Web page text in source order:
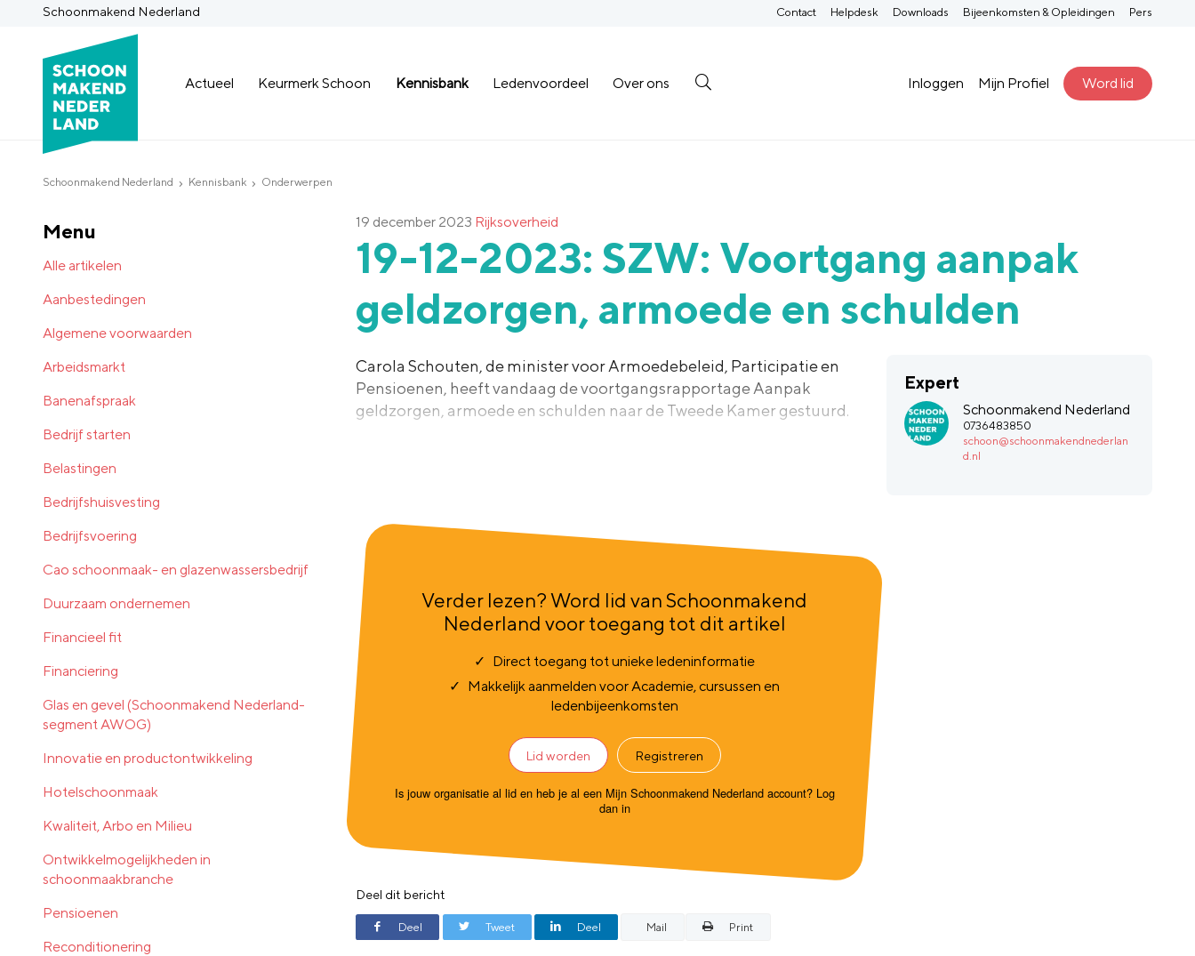
Schoonmakend Nederland
Actueel Keurmerk Schoon Kennisbank Ledenvoordeel Over ons Inloggen Mijn Profiel Word lid
Contact Helpdesk Downloads Bijeenkomsten & Opleidingen Pers
Schoonmakend Nederland Kennisbank Onderwerpen
19 december 2023 Rijksoverheid
19-12-2023: SZW: Voortgang aanpak
geldzorgen, armoede en schulden
Carola Schouten, de minister voor Armoedebeleid, Participatie en
Pensioenen, heeft vandaag de voortgangsrapportage Aanpak
geldzorgen, armoede en schulden naar de Tweede Kamer gestuurd.
Expert
Schoonmakend Nederland
0736483850
schoon@schoonmakendnederlan
d.nl
Verder lezen? Word lid van Schoonmakend
Nederland voor toegang tot dit artikel
Direct toegang tot unieke ledeninformatie
Makkelijk aanmelden voor Academie, cursussen en
ledenbijeenkomsten
Lid worden Registreren
Is jouw organisatie al lid en heb je al een Mijn Schoonmakend Nederland account? Log
dan in
Deel dit bericht
Deel Tweet Deel Mail Print
Menu
Alle artikelen
Aanbestedingen
Algemene voorwaarden
Arbeidsmarkt
Banenafspraak
Bedrijf starten
Belastingen
Bedrijfshuisvesting
Bedrijfsvoering
Cao schoonmaak- en glazenwassersbedrijf
Duurzaam ondernemen
Financieel fit
Financiering
Glas en gevel (Schoonmakend Nederland-
segment AWOG)
Innovatie en productontwikkeling
Hotelschoonmaak
Kwaliteit, Arbo en Milieu
Ontwikkelmogelijkheden in
schoonmaakbranche
Pensioenen
Reconditionering